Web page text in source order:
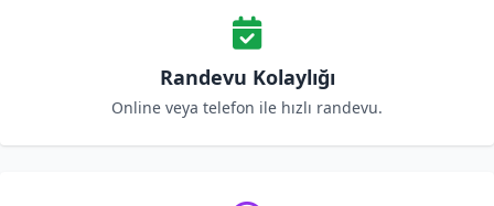
Randevu Kolaylığı
Online veya telefon ile hızlı randevu.